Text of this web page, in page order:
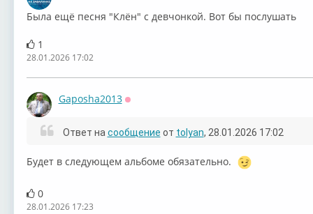
Была ещё песня "Клён" с девчонкой. Вот бы послушать
1
28.01.2026 17:02
Gaposha2013
Ответ насообщение от tolyan, 28.01.2026 17:02
Будет в следующем альбоме обязательно.
0
28.01.2026 17:23